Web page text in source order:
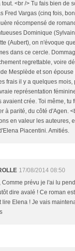
tout. <br /> Tu fais bien de
Fred Vargas (cinq fois,
récompensé de
Dominique
(Aubert), on n'évoque
dans ce cercle.
regrettable, voire
Mesplède et son
frais il y a quelques mois,
représentation
avaient crée. Toi même, tu
à parité, du côté d'Agen.
en valeur les auteures,
Piacentini. Amitiés.
17/08/2014 08:50
Comme prévu je l'ai lu
dire avalé ! Ce roman
lire Elena ! Je vais